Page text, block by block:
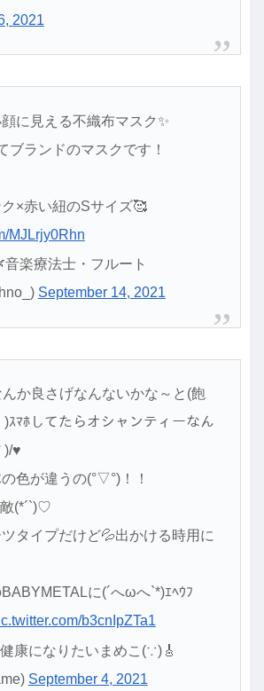
2021
に見える不織布マスク✨
ブランドのマスクです！
×赤い紐のSサイズ🥰
MJLrjy0Rhn
楽療法士・フルート
September 14, 2021
か良さげなんないかな～と(飽
)ｽﾏﾎしてたらオシャンティーなん
)/♥
色が違うの(°▽°)！！
(*´`)♡
タイプだけど💦出かける時用に
に(´へωへ`*)ｴﾍｳﾌ
b3cnIpZTa1
康になりたいまめこ(∵)🎸
September 4, 2021